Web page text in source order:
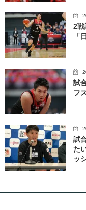
2戦
「
試
フ
試
た
ッ